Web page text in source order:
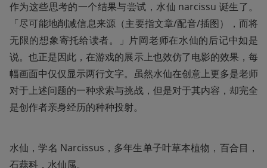
作为这些思考的一个结果与尝试，水仙 narcissu 诞生了。
「尽可能地削减信息来源（主要指文章/配音/插图），而将
无限的想象寄托给读者。」片岡老师在水仙的后记中如是
说。也正是因此，在游戏的展示上也效仿了电影的效果，每
幅画面中仅仅显示两行文字。虽然水仙在创意上更多是老师
对于上述问题的一种求索与挑战，但是对于其内容，却完全
是创作者亲身经历的种种投射。
水仙，学名 Narcissus，多年生单子叶草本植物，百合目，
石蒜科，水仙属。